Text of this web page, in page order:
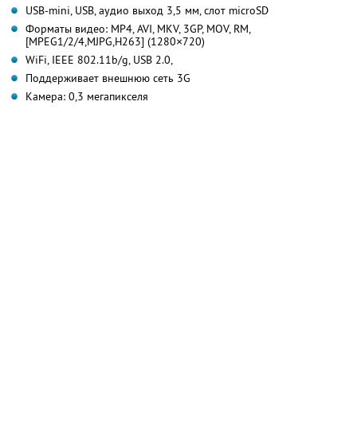
USB-mini, USB, аудио выход 3,5 мм, слот microSD
Форматы видео: MP4, AVI, MKV, 3GP, MOV, RM,
[MPEG1/2/4,MJPG,H263] (1280×720)
WiFi, IEEE 802.11b/g, USB 2.0,
Поддерживает внешнюю сеть 3G
Камера: 0,3 мегапикселя